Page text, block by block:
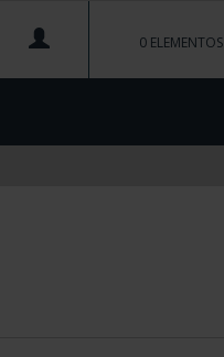
0 ELEMENTOS